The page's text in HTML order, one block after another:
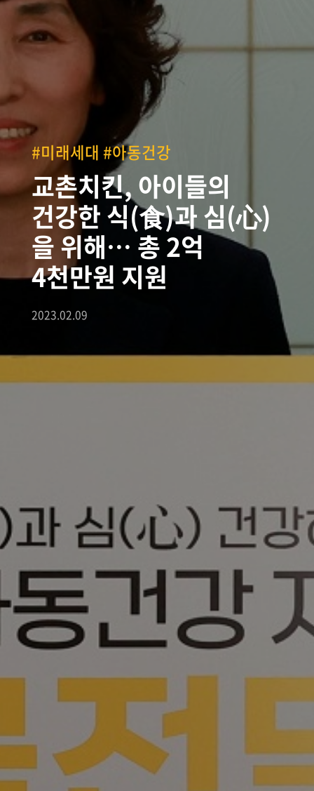
#미래세대 #아동건강
교촌치킨, 아이들의
건강한 식(食)과 심(心)
을 위해… 총 2억
4천만원 지원
2023.02.09